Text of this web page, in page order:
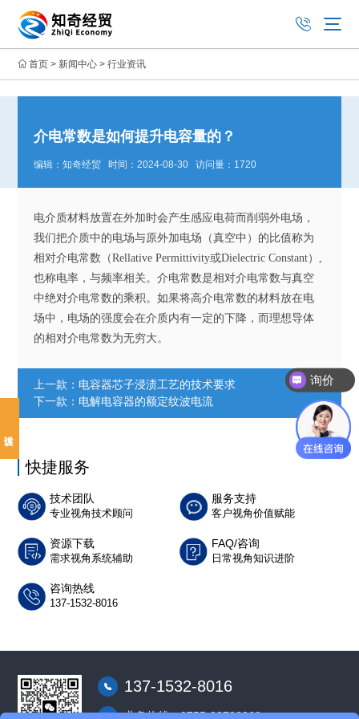
首页 > 新闻中心 >行业资讯
介电常数是如何提升电容量的？
编辑：知奇经贸 时间：2024-08-30 访问量：1720
电介质材料放置在外加时会产生感应电荷而削弱外电场，
我们把介质中的电场与原外加电场（真空中）的比值称为
相对介电常数（Rellative Permittivity或Dielectric Constant）,
也称电率，与频率相关。介电常数是相对介电常数与真空
中绝对介电常数的乘积。如果将高介电常数的材料放在电
场中，电场的强度会在介质内有一定的下降，而理想导体
的相对介电常数为无穷大。
上一款： 电容器芯子浸渍工艺的技术要求
下一款： 电解电容器的额定纹波电流
快捷服务
技术团队
专业视角技术顾问
服务支持
客户视角价值赋能
资源下载
需求视角系统辅助
FAQ/咨询
日常视角知识进阶
咨询热线
137-1532-8016
137-1532-8016
业务热线：0755-23732362
询价